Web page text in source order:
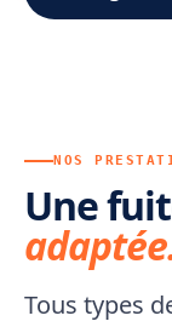
NOS
Une
Tous types